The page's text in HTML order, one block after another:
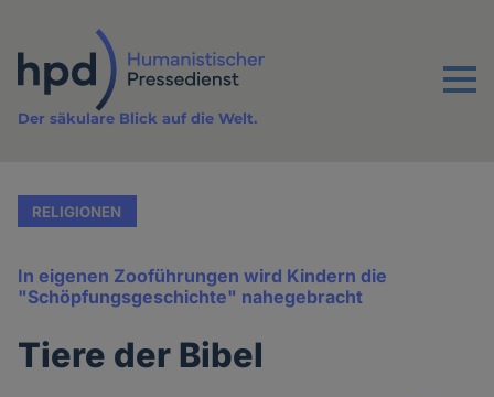
Inhalt
Menu
Der säkulare Blick auf die Welt.
RELIGIONEN
In eigenen Zooführungen wird Kindern die
"Schöpfungsgeschichte" nahegebracht
Tiere der Bibel